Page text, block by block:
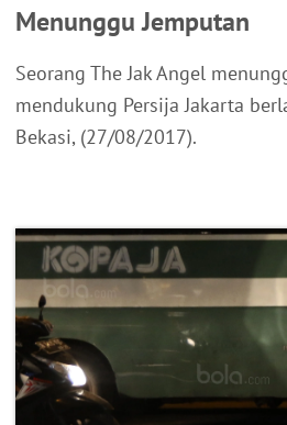
Menunggu Jemputan
Seorang The Jak Angel
mendukung Persija Jakarta
Bekasi, (27/08/2017).